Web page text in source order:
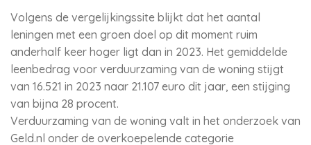
Volgens de vergelijkingssite blijkt dat het aantal
leningen met een groen doel op dit moment ruim
anderhalf keer hoger ligt dan in 2023. Het gemiddelde
leenbedrag voor verduurzaming van de woning stijgt
van 16.521 in 2023 naar 21.107 euro dit jaar, een stijging
van bijna 28 procent.
Verduurzaming van de woning valt in het onderzoek van
Geld.nl onder de overkoepelende categorie